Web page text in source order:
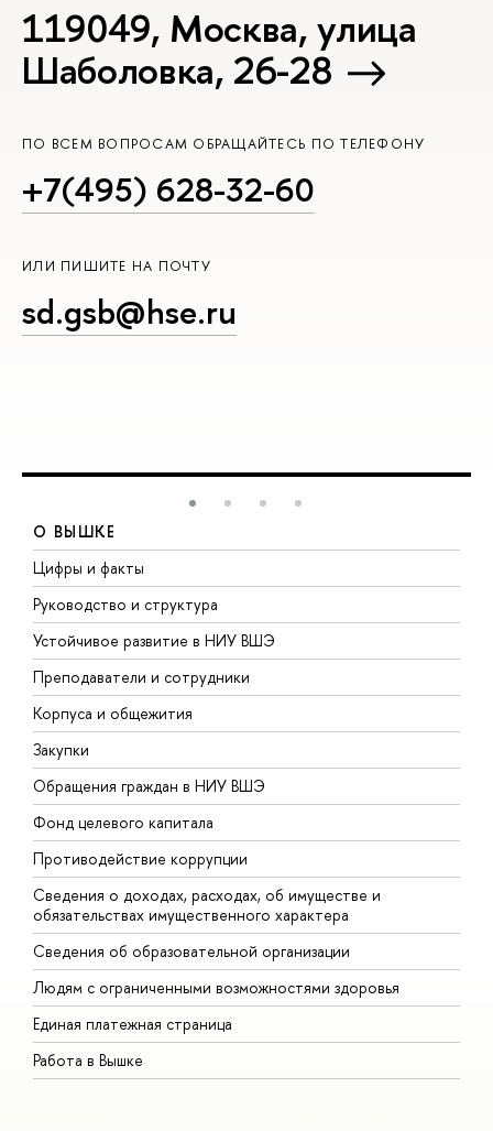
119049, Москва, улица
Шаболовка, 26-28
ПО ВСЕМ ВОПРОСАМ ОБРАЩАЙТЕСЬ ПО ТЕЛЕФОНУ
+7(495) 628-32-60
ИЛИ ПИШИТЕ НА ПОЧТУ
sd.gsb@hse.ru
О ВЫШКЕ
Цифры и факты
Руководство и структура
Устойчивое развитие в НИУ ВШЭ
Преподаватели и сотрудники
Корпуса и общежития
Закупки
Обращения граждан в НИУ ВШЭ
Фонд целевого капитала
Противодействие коррупции
Сведения о доходах, расходах, об имуществе и
обязательствах имущественного характера
Сведения об образовательной организации
Людям с ограниченными возможностями здоровья
Единая платежная страница
Работа в Вышке